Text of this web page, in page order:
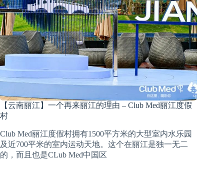
【云南丽江】一个再来丽江的理由 – Club Med丽江度假
村
Club Med丽江度假村拥有1500平方米的大型室内水乐园
及近700平米的室内运动天地。这个在丽江是独一无二
的，而且也是CLub Med中国区